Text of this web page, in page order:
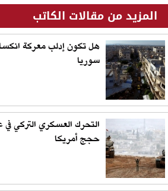
المزيد من مقالات الكاتب
هل تكون إدلب معركة
سوريا
التحرك العسكري التركي في
حجج أمريكا